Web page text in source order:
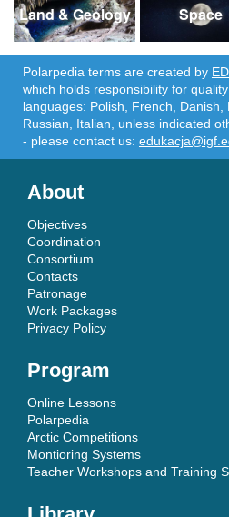
Land & Geology Space
Polarpedia terms are created by
which holds responsibility for
languages: Polish, French, Danish,
Russian, Italian, unless indicated
- please contact us:
About
Objectives
Coordination
Consortium
Contacts
Patronage
Work Packages
Privacy Policy
Program
Online Lessons
Polarpedia
Arctic Competitions
Montioring Systems
Teacher Workshops and Training